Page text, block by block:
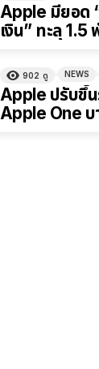
Apple มียอด
เงิน” ทะลุ
902 ดู NEWS
Apple ปรับขึ้
Apple One บ